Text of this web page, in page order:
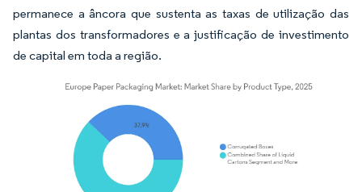
permanece a âncora que sustenta as taxas de utilização das
plantas dos transformadores e a justificação de investimento
de capital em toda a região.